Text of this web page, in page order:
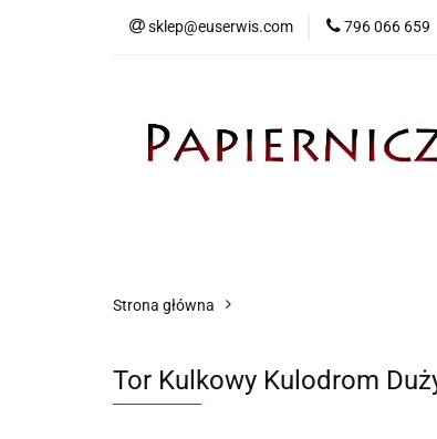
sklep@euserwis.com 796 066 659
Strona główna
Tor Kulkowy Kulodrom